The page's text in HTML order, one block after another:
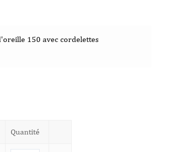
150 avec cordelettes
Quantité